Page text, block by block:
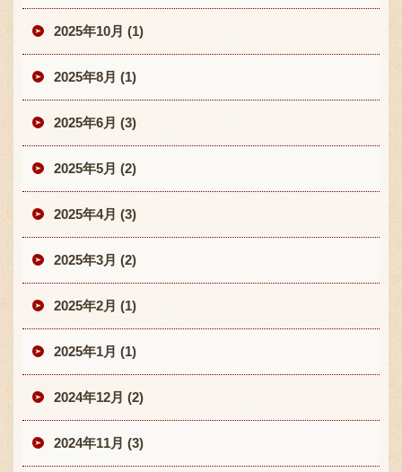
2025年10月 (1)
2025年8月 (1)
2025年6月 (3)
2025年5月 (2)
2025年4月 (3)
2025年3月 (2)
2025年2月 (1)
2025年1月 (1)
2024年12月 (2)
2024年11月 (3)